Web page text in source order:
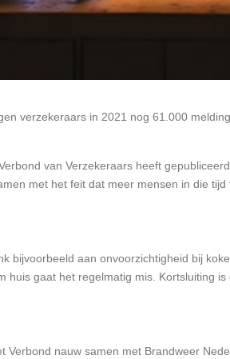
verzekeraars in 2021 nog 61.000
van Verzekeraars heeft
met het feit dat meer mensen in die tijd
bijvoorbeeld aan onvoorzichtigheid bij
gaat het regelmatig mis. Kortsluiting
nauw samen met Brandweer